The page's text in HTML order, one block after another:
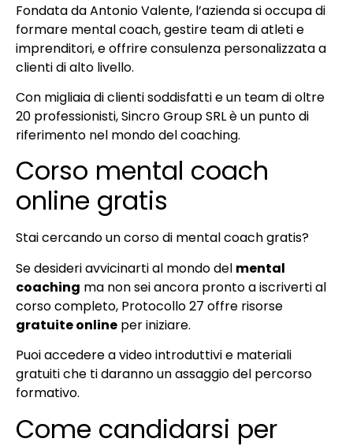
Fondata da Antonio Valente, l’azienda si occupa di
formare mental coach, gestire team di atleti e
imprenditori, e offrire consulenza personalizzata a
clienti di alto livello.
Con migliaia di clienti soddisfatti e un team di oltre
20 professionisti, Sincro Group SRL è un punto di
riferimento nel mondo del coaching.
Corso mental coach
online gratis
Stai cercando un corso di mental coach gratis?
Se desideri avvicinarti al mondo del mental
coaching ma non sei ancora pronto a iscriverti al
corso completo, Protocollo 27 offre risorse
gratuite online per iniziare.
Puoi accedere a video introduttivi e materiali
gratuiti che ti daranno un assaggio del percorso
formativo.
Come candidarsi per